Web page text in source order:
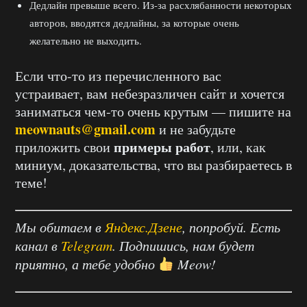
Дедлайн превыше всего. Из-за расхлябанности некоторых
авторов, вводятся дедлайны, за которые очень
желательно не выходить.
Если что-то из перечисленного вас
устраивает, вам небезразличен сайт и хочется
заниматься чем-то очень крутым — пишите на
meownauts@gmail.comи не забудьте
приложить свои примеры работ, или, как
миниум, доказательства, что вы разбираетесь в
теме!
Мы обитаем в Яндекс.Дзене, попробуй. Есть
канал в Telegram. Подпишись, нам будет
приятно, а тебе удобно
Meow!